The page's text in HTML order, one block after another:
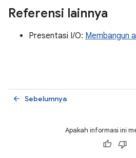
Referensi lainnya
Presentasi I/O: Membangun
Sebelumnya
arrow_back
Apakah informasi ini